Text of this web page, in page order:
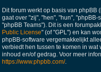
Dit forum werkt op basis van
gaat over "zij", "hen", "hun",
"phpBB Teams"). Dit is een
Public License" (of "GPL") en kan
phpBB-software vergemakkelijkt
verbiedt hen tussen te komen in
inhoud en/of gedrag. Voor meer
https://www.phpbb.com/.